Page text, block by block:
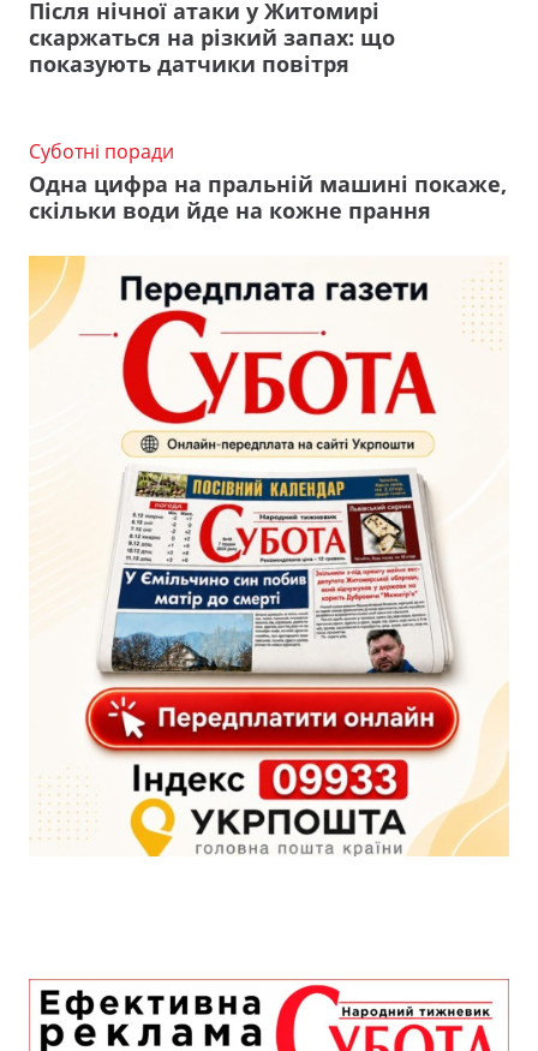
Після нічної атаки у Житомирі
скаржаться на різкий запах: що
показують датчики повітря
Суботні поради
Одна цифра на пральній машині покаже,
скільки води йде на кожне прання